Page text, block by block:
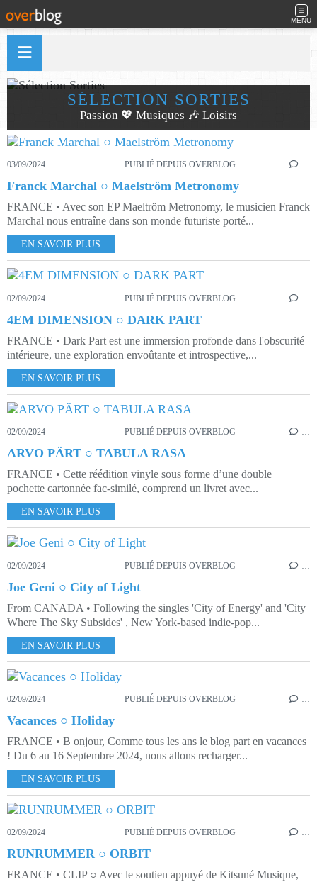
MENU
SÉLECTION SORTIES
Passion 💖 Musiques 🎶 Loisirs
03/09/2024 PUBLIÉ DEPUIS OVERBLOG …
Franck Marchal ○ Maelström Metronomy
FRANCE • Avec son EP Maeltröm Metronomy, le musicien Franck
Marchal nous entraîne dans son monde futuriste porté...
EN SAVOIR PLUS
02/09/2024 PUBLIÉ DEPUIS OVERBLOG
4EM DIMENSION ○ DARK PART
FRANCE • Dark Part est une immersion profonde dans l'obscurité
intérieure, une exploration envoûtante et introspective,...
EN SAVOIR PLUS
02/09/2024 PUBLIÉ DEPUIS OVERBLOG …
ARVO PÄRT ○ TABULA RASA
FRANCE • Cette réédition vinyle sous forme d’une double
pochette cartonnée fac-similé, comprend un livret avec...
EN SAVOIR PLUS
02/09/2024 PUBLIÉ DEPUIS OVERBLOG
Joe Geni ○ City of Light
From CANADA • Following the singles 'City of Energy' and 'City
Where The Sky Subsides' , New York-based indie-pop...
EN SAVOIR PLUS
02/09/2024 PUBLIÉ DEPUIS OVERBLOG …
Vacances ○ Holiday
FRANCE • B onjour, Comme tous les ans le blog part en vacances
! Du 6 au 16 Septembre 2024, nous allons recharger...
EN SAVOIR PLUS
02/09/2024 PUBLIÉ DEPUIS OVERBLOG …
RUNRUMMER ○ ORBIT
FRANCE • CLIP ○ Avec le soutien appuyé de Kitsuné Musique,